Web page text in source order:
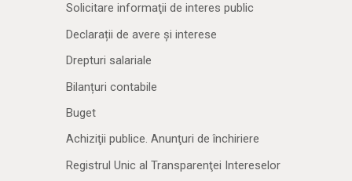
Solicitare informaţii de interes public
Declarații de avere și interese
Drepturi salariale
Bilanțuri contabile
Buget
Achiziţii publice. Anunţuri de închiriere
Registrul Unic al Transparenţei Intereselor